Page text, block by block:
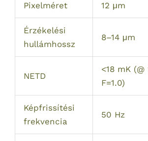
Pixelméret 12 μm
Érzékelési
hullámhossz
8–14 μm
NETD
<18 mK (@
F=1.0)
Képfrissítési
frekvencia
50 Hz